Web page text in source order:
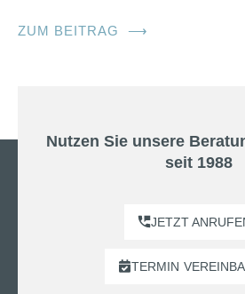
ZUM BEITRAG ⟶
Nutzen Sie unsere
seit 1988
JETZT
TERMIN